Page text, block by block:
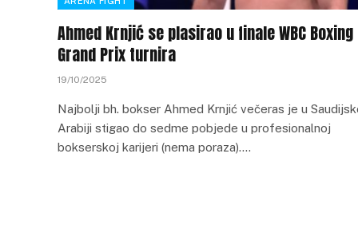
Ahmed Krnjić se plasirao u finale WBC Boxing
Grand Prix turnira
19/10/2025
Najbolji bh. bokser Ahmed Krnjić večeras je u
Arabiji stigao do sedme pobjede u profesionalnoj
bokserskoj karijeri (nema poraza).…